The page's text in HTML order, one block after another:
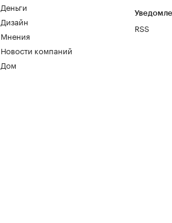
Деньги
Дизайн
Мнения
Новости компаний
Дом
RSS